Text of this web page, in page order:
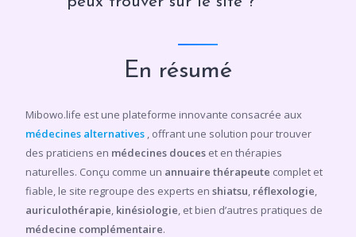
En résumé
Mibowo.life est une plateforme innovante consacrée aux
médecines alternatives , offrant une solution pour trouver
des praticiens en médecines douces et en thérapies
naturelles. Conçu comme un annuaire thérapeute complet et
fiable, le site regroupe des experts en shiatsu, réflexologie,
auriculothérapie, kinésiologie, et bien d’autres pratiques de
médecine complémentaire.